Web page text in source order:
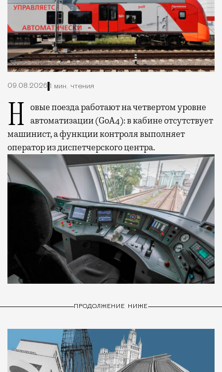
09.08.2026 1 мин. чтения
Новые поезда работают на четвертом уровне автоматизации (GoA4): в кабине отсутствует
машинист, а функции контроля выполняет
оператор из диспетчерского центра.
ПРОДОЛЖЕНИЕ НИЖЕ